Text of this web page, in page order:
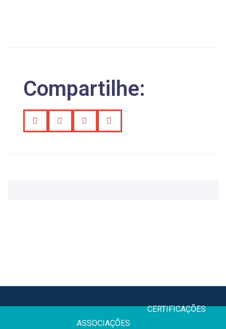
Compartilhe: